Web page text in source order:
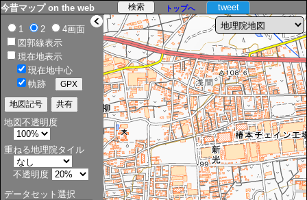
> tweet
今昔マップ on the web トップへ
1 2
4画面
図郭線表示
現在地表示
現在地中心
軌跡
地図不透明度
重ねる地理院タイル
不透明度
データセット選択